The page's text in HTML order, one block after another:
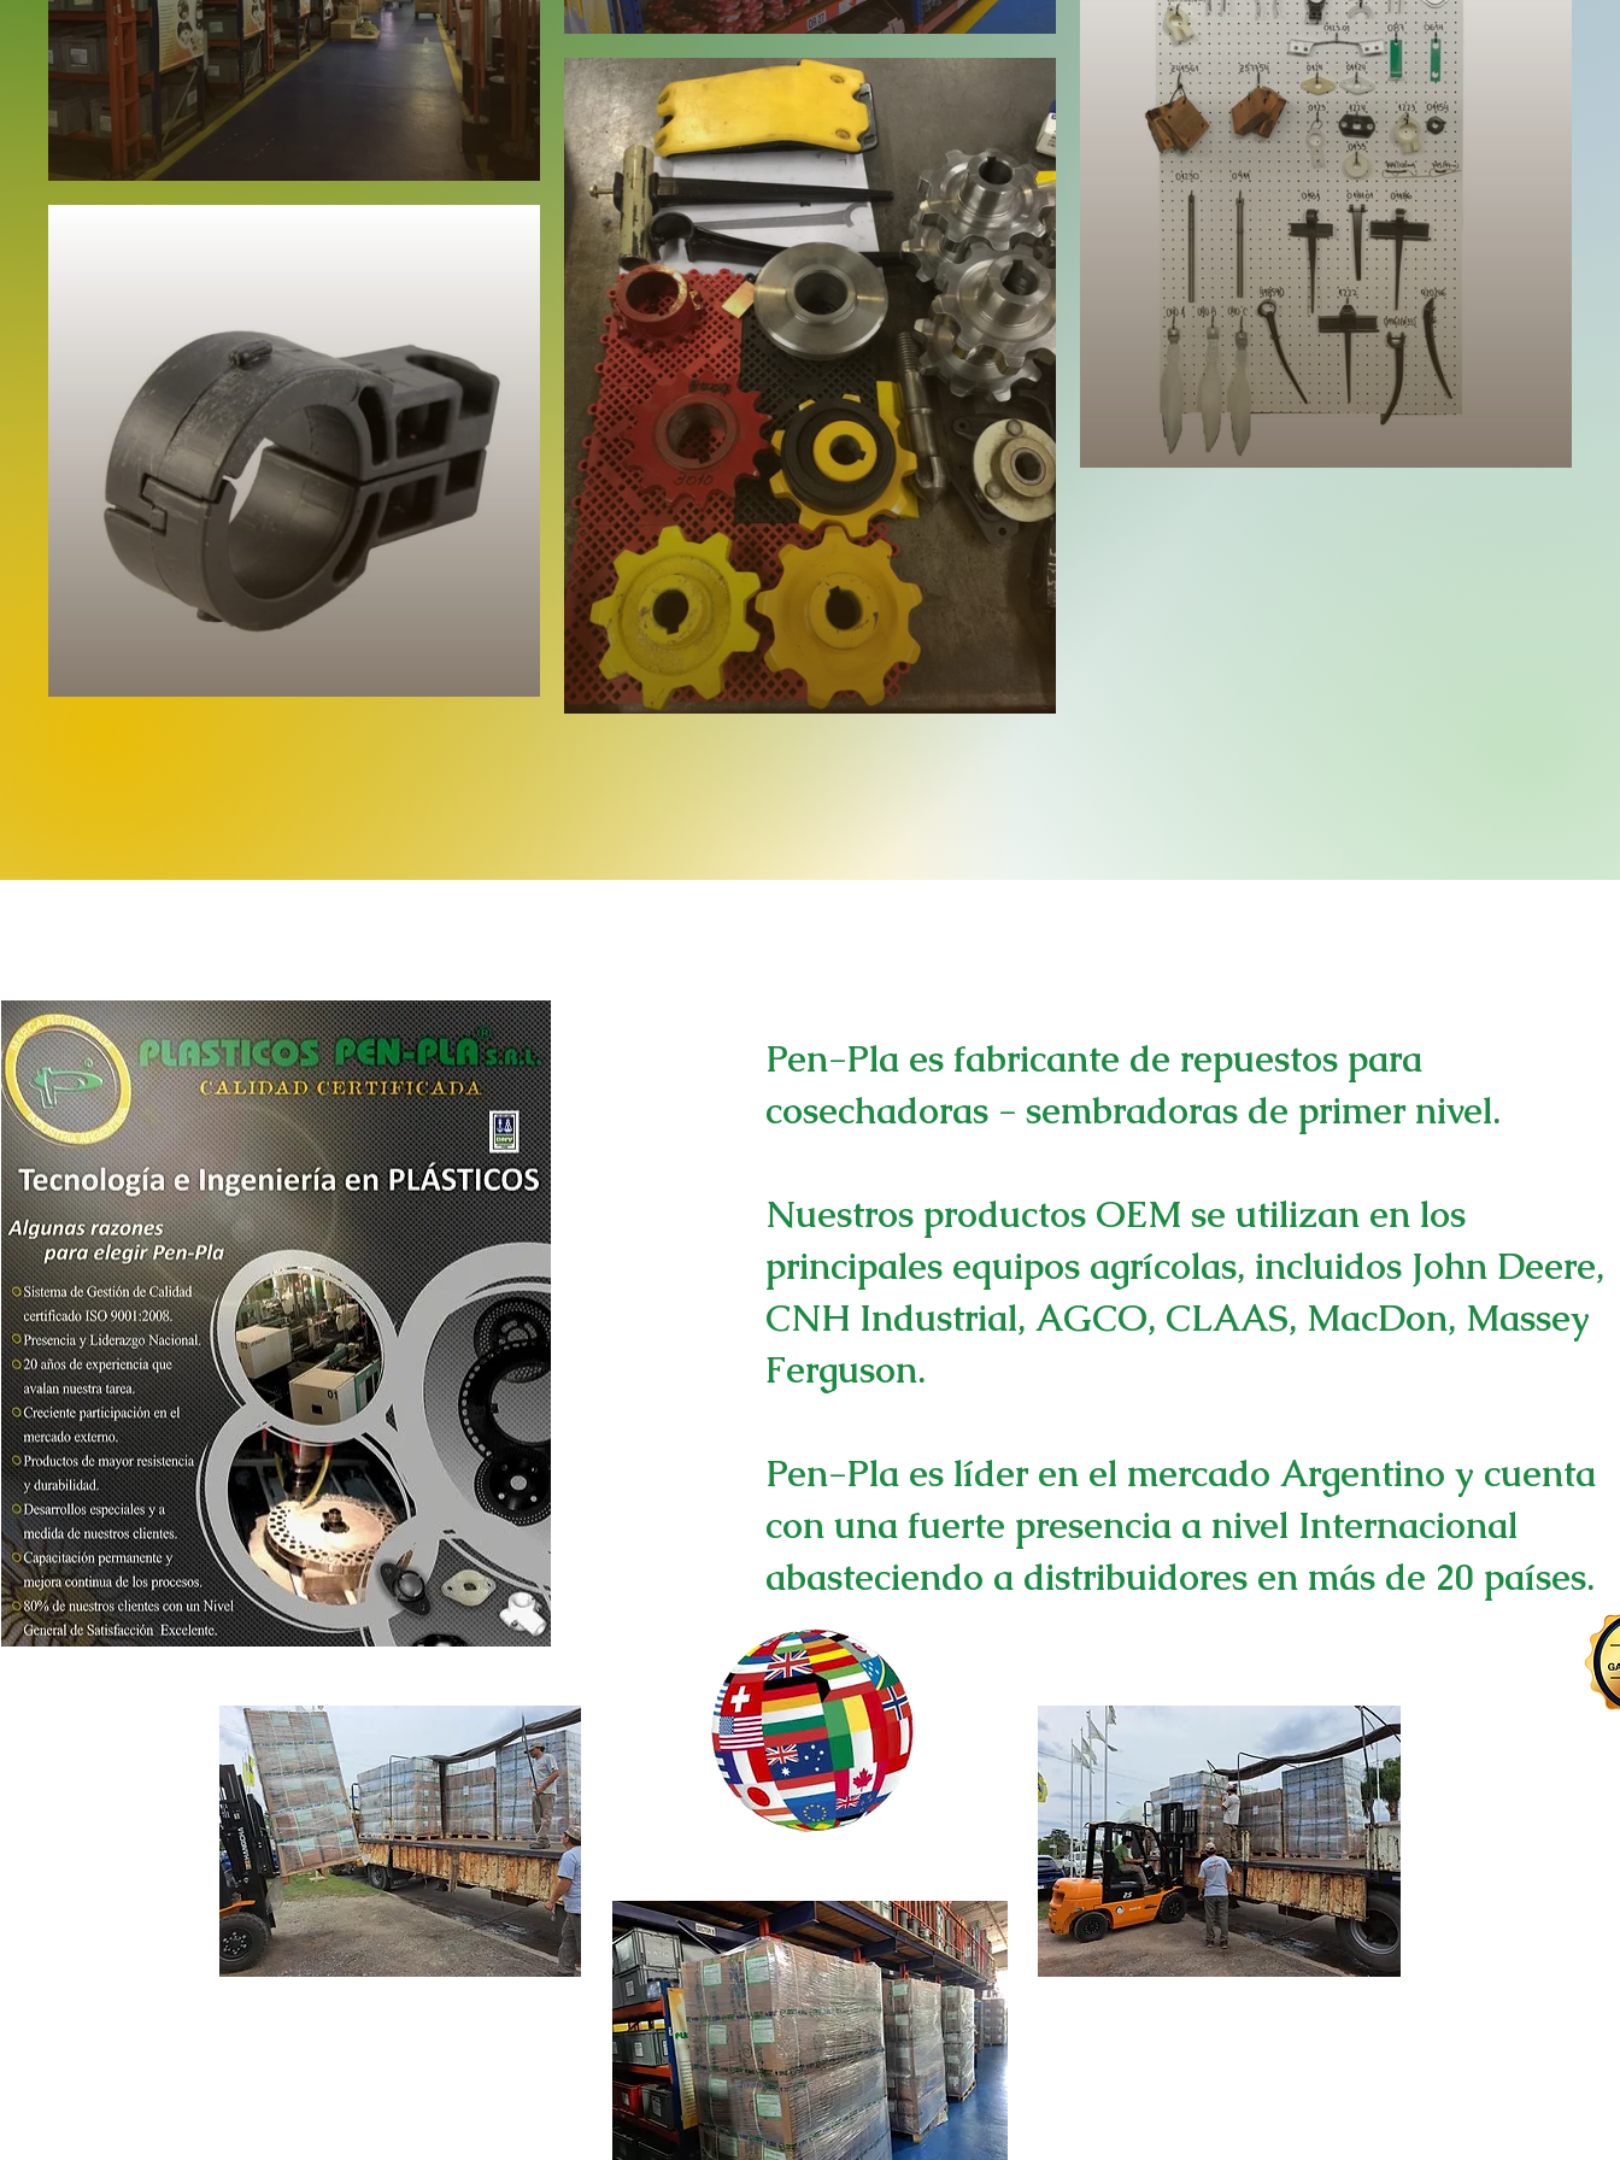
Pen-Pla es fabricante de repuestos para
cosechadoras - sembradoras de primer nivel.
Nuestros productos OEM se utilizan en los
principales equipos agrícolas, incluidos John Deere,
CNH Industrial, AGCO, CLAAS, MacDon, Massey
Ferguson.
Pen-Pla es líder en el mercado Argentino y cuenta
con una fuerte presencia a nivel Internacional
abasteciendo a distribuidores en más de 20 países.